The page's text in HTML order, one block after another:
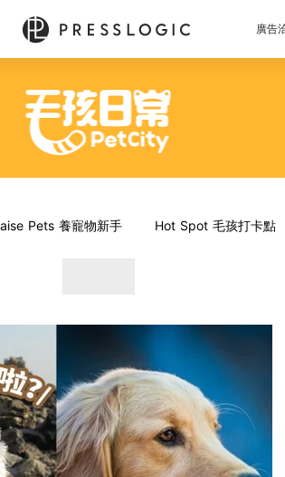
廣告
Pets 養寵物新手 Hot Spot 毛孩打卡點